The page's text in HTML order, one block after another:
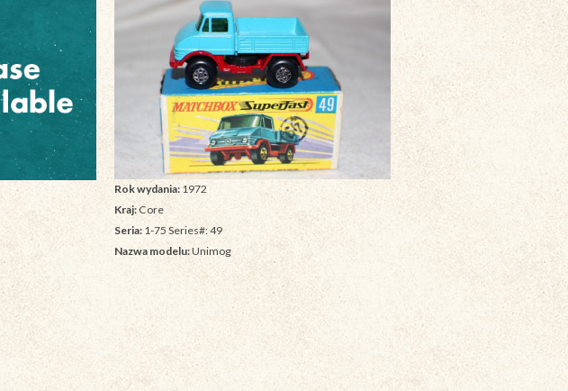
Rok wydania: 1972
Kraj:Core
Seria: 1-75 Series#: 49
Nazwa modelu:Unimog